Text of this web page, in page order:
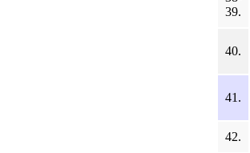
39.
40.
41.
42.